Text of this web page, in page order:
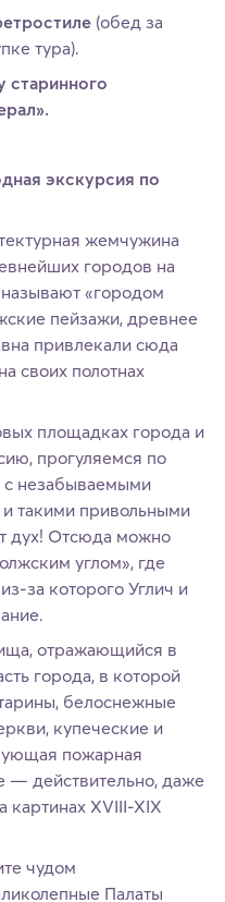
(обед за
тура).
старинного
экскурсия по
жемчужина
городов на
«городом
пейзажи, древнее
привлекали сюда
своих полотнах
площадках города и
прогуляемся по
с незабываемыми
такими привольными
дух! Отсюда можно
углом», где
за которого Углич и
отражающийся в
города, в которой
белоснежные
купеческие и
пожарная
— действительно, даже
картинах XVIII-XIX
чудом
Палаты